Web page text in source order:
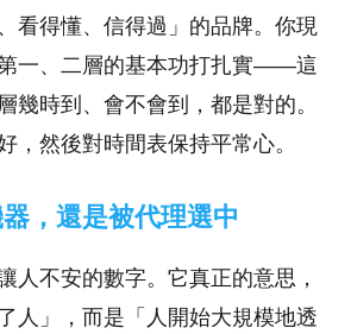
看得懂、信得過」的品牌。你現
一、二層的基本功打扎實——這
幾時到、會不會到，都是對的。
，然後對時間表保持平常心。
，還是被代理選中
人不安的數字。它真正的意思，
人」，而是「人開始大規模地透